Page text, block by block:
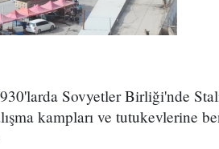
Sovyetler Birliği'nde
kampları ve tutukevlerine